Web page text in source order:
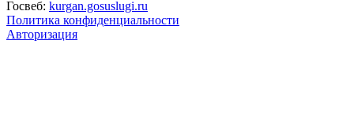
Госвеб: kurgan.gosuslugi.ru
Политика конфиденциальности
Авторизация